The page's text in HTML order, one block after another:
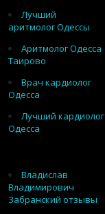
Лучший
аритмолог Одессы
Аритмолог Одесса
Таирово
Врач кардиолог
Одесса
Лучший кардиолог
Одесса
Владислав
Владимирович
Забранский отзывы